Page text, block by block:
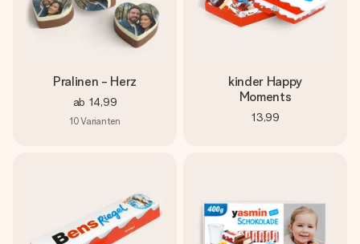
Pralinen - Herz
ab 14,99
10Varianten
kinder Happy
Moments
13,99